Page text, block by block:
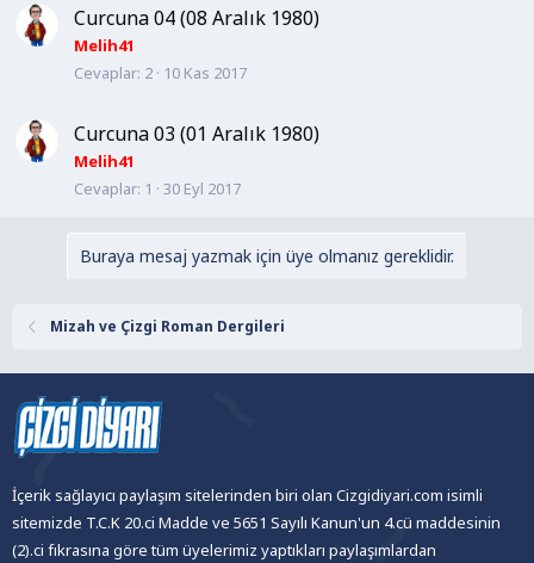
Curcuna 04 (08 Aralık 1980)
Melih41
Cevaplar 2 10 Kas 2017
Curcuna 03 (01 Aralık 1980)
Melih41
Cevaplar 1 30 Eyl 2017
Buraya mesaj yazmak için üye olmanız gereklidir.
Mizah ve Çizgi Roman Dergileri
İçerik sağlayıcı paylaşım sitelerinden biri olan Cizgidiyari.com isimli
sitemizde T.C.K 20.ci Madde ve 5651 Sayılı Kanun'un 4.cü maddesinin
(2).ci fıkrasına göre tüm üyelerimiz yaptıkları paylaşımlardan